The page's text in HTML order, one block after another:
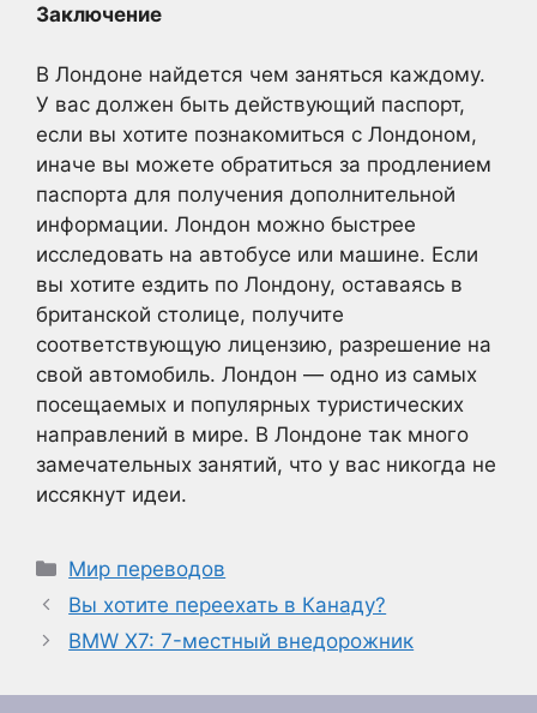
Заключение
В Лондоне найдется чем заняться каждому.
У вас должен быть действующий паспорт,
если вы хотите познакомиться с Лондоном,
иначе вы можете обратиться за продлением
паспорта для получения дополнительной
информации. Лондон можно быстрее
исследовать на автобусе или машине. Если
вы хотите ездить по Лондону, оставаясь в
британской столице, получите
соответствующую лицензию, разрешение на
свой автомобиль. Лондон — одно из самых
посещаемых и популярных туристических
направлений в мире. В Лондоне так много
замечательных занятий, что у вас никогда не
иссякнут идеи.
Рубрики
Мир переводов
Вы хотите переехать в Канаду?
BMW X7: 7-местный внедорожник